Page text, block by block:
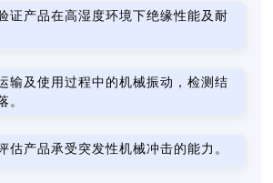
证产品在高湿度环境下绝缘性能及耐
输及使用过程中的机械振动，检测结
。
估产品承受突发性机械冲击的能力。